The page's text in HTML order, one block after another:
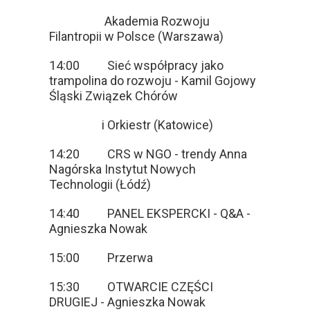
Akademia Rozwoju
Filantropii w Polsce (Warszawa)
14:00 Sieć współpracy jako
trampolina do rozwoju - Kamil Gojowy
Śląski Związek Chórów
i Orkiestr (Katowice)
14:20 CRS w NGO - trendy Anna
Nagórska Instytut Nowych
Technologii (Łódź)
14:40 PANEL EKSPERCKI - Q&A -
Agnieszka Nowak
15:00 Przerwa
15:30 OTWARCIE CZĘŚCI
DRUGIEJ - Agnieszka Nowak